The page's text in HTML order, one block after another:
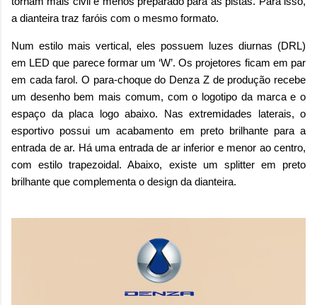
a dianteira traz faróis com o mesmo formato.
Num estilo mais vertical, eles possuem luzes diurnas (DRL)
em LED que parece formar um ‘W’. Os projetores ficam em par
em cada farol. O para-choque do Denza Z de produção recebe
um desenho bem mais comum, com o logotipo da marca e o
espaço da placa logo abaixo. Nas extremidades laterais, o
esportivo possui um acabamento em preto brilhante para a
entrada de ar. Há uma entrada de ar inferior e menor ao centro,
com estilo trapezoidal. Abaixo, existe um splitter em preto
brilhante que complementa o design da dianteira.